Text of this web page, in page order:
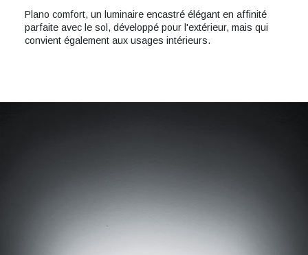
Plano comfort, un luminaire encastré élégant en affinité
parfaite avec le sol, développé pour l'extérieur, mais qui
convient également aux usages intérieurs.